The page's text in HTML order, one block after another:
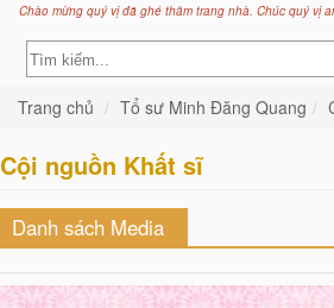
Chào mừng quý vị đã ghé thăm trang nhà. Chúc quý vị
Trang chủ Tổ sư Minh Đăng Quang
Cội nguồn Khất sĩ
Danh sách Media